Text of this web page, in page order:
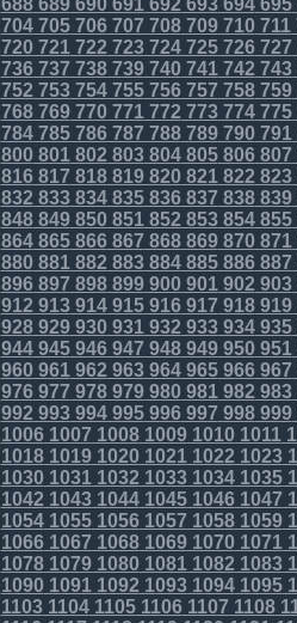
688689690691692 693694695
704705706707 708709710711
720721722 723724725726727
736737 738739740741742 743
752 753754755756757 758759
768769770771772 773774775
784785786787 788789790791
800801802 803804805806807
816817 818819820821822 823
832 833834835836837 838839
848849850851852 853854855
864865866867 868869870871
880881882 883884885886887
896897 898899900901902 903
912 913914915916917 918919
928929930931932 933934935
944945946947 948949950951
960961962 963964965966967
976977 978979980981982 983
992 993994995996997 998999
10061007 1008100910101011
10181019102010211022 1023
103010311032 103310341035
1042 10431044104510461047
1054105510561057 10581059
10661067 1068106910701071
10781079108010811082 1083
109010911092 109310941095
11031104110511061107 1108